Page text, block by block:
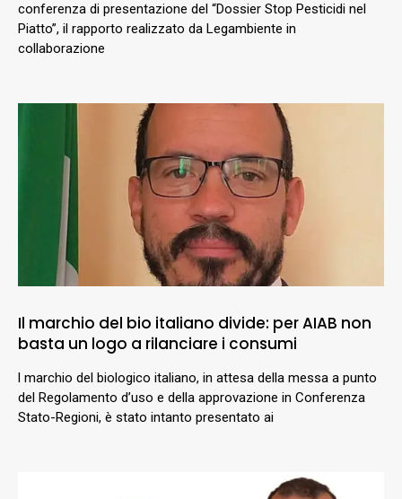
conferenza di presentazione del “Dossier Stop Pesticidi nel
Piatto”, il rapporto realizzato da Legambiente in
collaborazione
Il marchio del bio italiano divide: per AIAB non
basta un logo a rilanciare i consumi
l marchio del biologico italiano, in attesa della messa a punto
del Regolamento d’uso e della approvazione in Conferenza
Stato-Regioni, è stato intanto presentato ai